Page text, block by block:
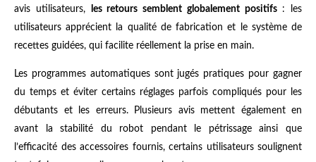
avis utilisateurs,
les retours semblent globalement positifs: les
utilisateurs apprécient la qualité de fabrication et le système de
recettes guidées, qui facilite réellement la prise en main.
Les programmes automatiques sont jugés pratiques pour gagner
du temps et éviter certains réglages parfois compliqués pour les
débutants et les erreurs. Plusieurs avis mettent également en
avant la stabilité du robot pendant le pétrissage ainsi que
l’efficacité des accessoires fournis, certains utilisateurs soulignent